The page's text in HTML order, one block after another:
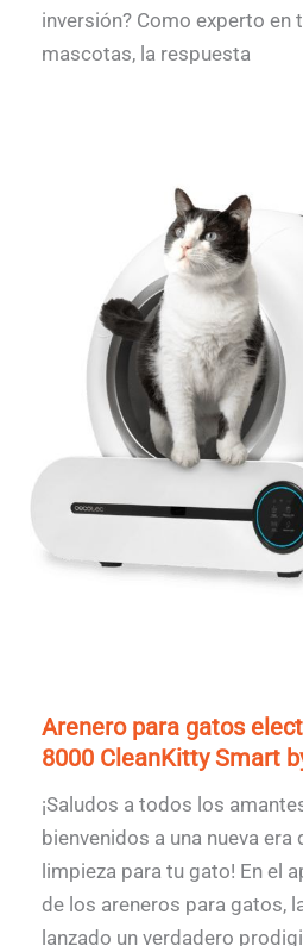
inversión? Como experto en
mascotas, la respuesta
Arenero para gatos
8000 CleanKitty Smart
¡Saludos a todos los
bienvenidos a una nueva
limpieza para tu gato! En el
de los areneros para gatos,
lanzado un verdadero